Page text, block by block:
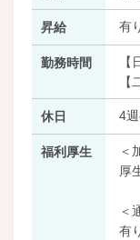
昇給 有
勤務時間
休日 4
福利厚生
＜
厚
＜
有